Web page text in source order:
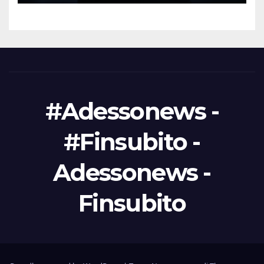
moltiplicano in tutto il
#Adessonews -
#Finsubito -
Adessonews -
Finsubito